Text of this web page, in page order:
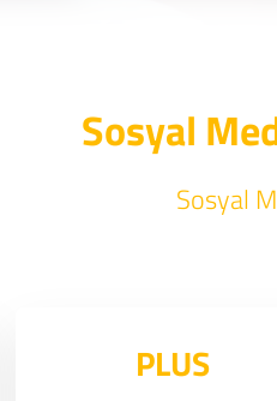
Sosyal
Sosyal
PLUS